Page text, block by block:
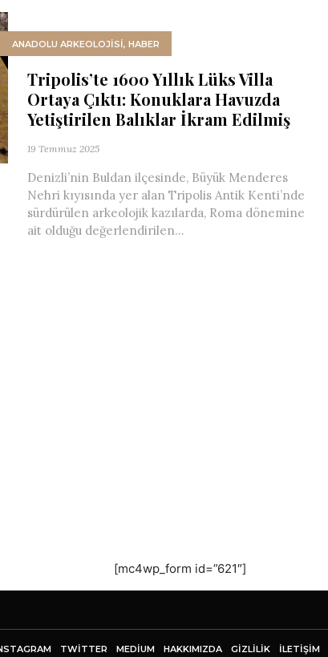
ANADOLU ARKEOLOJİSİ, HABER
Tripolis’te 1600 Yıllık Lüks Villa
Ortaya Çıktı: Konuklara Havuzda
Yetiştirilen Balıklar İkram Edilmiş
19 Temmuz 2025
Denizli’nin Buldan ilçesinde, Büyük Menderes
Nehri kıyısında yer alan Tripolis Antik Kenti’nde
sürdürülen arkeolojik kazılarda, Roma dönemine
ait olduğu değerlendirilen...
[mc4wp_form id=”621″]
TWITTER MEDIUM HAKKIMIZDA GİZLİLİK İLETIŞIM